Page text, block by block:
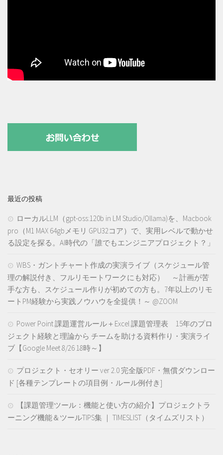
最近の投稿
ローカルLLM（gpt-oss:120b in LM Studio/Ollama)を、Macbook
pro（M1 MAX 64gbメモリ GPU32コア）で、実用レベルで動かせ
る設定を探る。AI時代の「誰でもエンジニアプロジェクト？」
WBS・ガントチャート作成の実演ライブ（スケジュール管
理の解説付き、フルリモートワークにも対応） ～計画が苦
手な方も、スケジュール作りが初めての方も。7年以上のリモ
ートPM経験から実践ノウハウを全提供！～ @ZOOM
Power Point 課題運営ルール＋Excel 課題管理表 15年のプロ
ジェクト経験と理論から チームを助ける資料作り・実演ライ
ブ【Google Meet 8/26 18時～】
プロジェクト・セオリー ver 2.0 完全版PDF・無償ダウンロー
ド [各種テンプレートの項目例・ルール例付き]
【課題管理ツール：機能と使い方の紹介】プロジェクトラ
ーニング機能＆ツールTIPS集 ｜ TIMESLIST（タイムズリスト）